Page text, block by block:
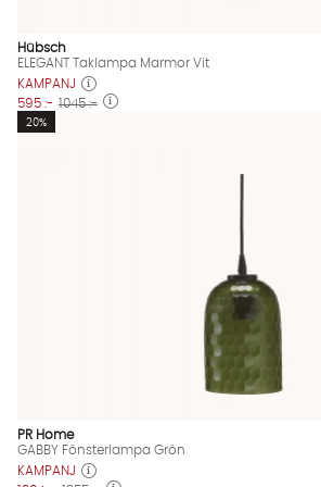
Hübsch
ELEGANT Taklampa Marmor Vit
KAMPANJ
595 :- 1045 :-
20%
PR Home
GABBY Fönsterlampa Grön
KAMPANJ